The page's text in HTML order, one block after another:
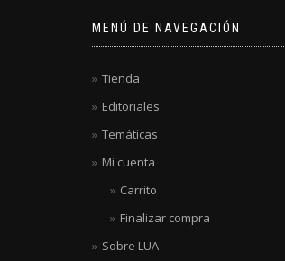
MENÚ DE NAVEGACIÓN
Tienda
Editoriales
Temáticas
Mi cuenta
Carrito
Finalizar compra
Sobre LUA